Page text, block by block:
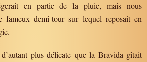
en partie de la pluie, mais nous
fameux demi-tour sur lequel reposait en
plus délicate que la Bravida gîtait